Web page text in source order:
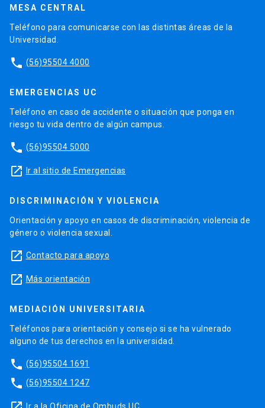
MESA CENTRAL
Teléfono para comunicarse con las distintas áreas de la
Universidad.
phone (56)95504 4000
EMERGENCIAS UC
Teléfono en caso de accidente o situación que ponga en
riesgo tu vida dentro de algún campus.
phone (56)95504 5000
launch Ir al sitio de Emergencias
DISCRIMINACIÓN Y VIOLENCIA
Orientación y apoyo en casos de discriminación, violencia de
género o violencia sexual.
launch Contacto para apoyo
launch Más orientación
MEDIACIÓN UNIVERSITARIA
Teléfonos para orientación y consejo si se ha vulnerado
alguno de tus derechos en la universidad.
phone (56)95504 1691
phone (56)95504 1247